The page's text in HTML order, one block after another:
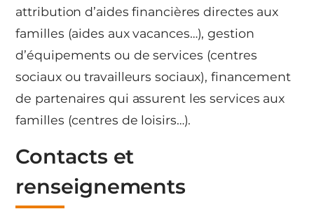
attribution d’aides financières directes aux
familles (aides aux vacances…), gestion
d’équipements ou de services (centres
sociaux ou travailleurs sociaux), financement
de partenaires qui assurent les services aux
familles (centres de loisirs…).
Contacts et
renseignements